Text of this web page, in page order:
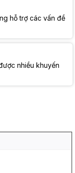
hỗ trợ các vấn đề
nhiều khuyến